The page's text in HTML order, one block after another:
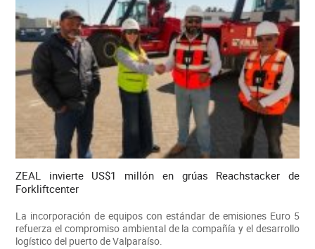
ZEAL invierte US$1 millón en grúas Reachstacker de
Forkliftcenter
La incorporación de equipos con estándar de emisiones Euro 5
refuerza el compromiso ambiental de la compañía y el desarrollo
logístico del puerto de Valparaíso.